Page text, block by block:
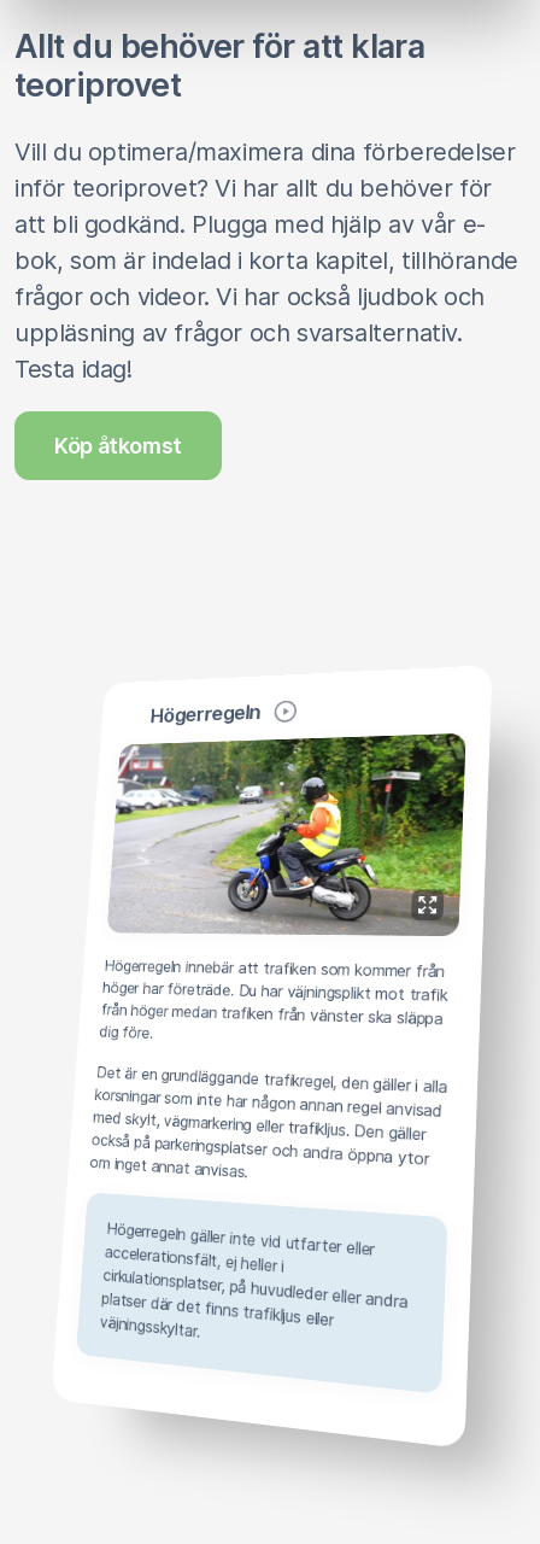
Allt du behöver för att klara
teoriprovet
Vill du optimera/maximera dina förberedelser
inför teoriprovet? Vi har allt du behöver för
att bli godkänd. Plugga med hjälp av vår e-
bok, som är indelad i korta kapitel, tillhörande
frågor och videor. Vi har också ljudbok och
uppläsning av frågor och svarsalternativ.
Testa idag!
Köp åtkomst
Högerregeln
Högerregeln innebär att trafiken som kommer från
höger har företräde. Du har väjningsplikt mot trafik
från höger medan trafiken från vänster ska släppa
dig före.
Det är en grundläggande trafikregel, den gäller i alla
korsningar som inte har någon annan regel anvisad
med skylt, vägmarkering eller trafikljus. Den gäller
också på parkeringsplatser och andra öppna ytor
om inget annat anvisas.
Högerregeln gäller inte vid utfarter eller
accelerationsfält, ej heller i
cirkulationsplatser, på huvudleder eller andra platser där det finns trafikljus eller väjningsskyltar.